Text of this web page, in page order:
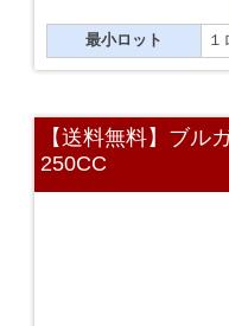
最小ロット
【送料無料】ブ
250CC